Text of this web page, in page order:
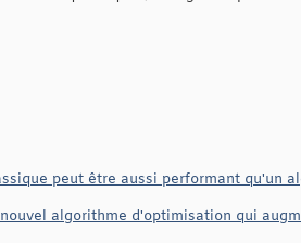
peut être aussi performant qu'un
algorithme d'optimisation qui